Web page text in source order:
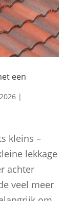
een
|
kleins –
lekkage
achter
veel meer